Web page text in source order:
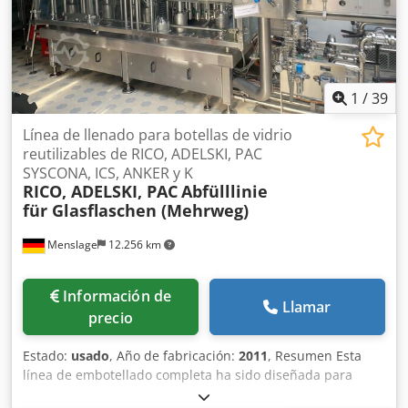
1 /39
Menslage 12.256 km
Línea de llenado para botellas de vidrio
reutilizables de RICO, ADELSKI, PAC
SYSCONA, ICS, ANKER y K
RICO, ADELSKI, PACAbfülllinie
für Glasflaschen (Mehrweg)
Información de
precio
Llamar
Estado: usado, Año de fabricación: 2011, Resumen Esta
línea de embotellado completa ha sido diseñada para
botellas tipo NRW y Euro, así como para cajas y palés, y